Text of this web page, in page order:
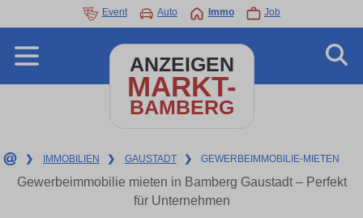
Event Auto Immo Job
ANZEIGEN
MARKT-
BAMBERG
❯ IMMOBILIEN ❯ GAUSTADT ❯ GEWERBEIMMOBILIE-MIETEN
Gewerbeimmobilie mieten in Bamberg Gaustadt – Perfekt
für Unternehmen